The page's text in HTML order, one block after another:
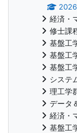
経済・
修士課
基盤工
基盤工
基盤工
システ
理工学
データ
経済・
基盤工